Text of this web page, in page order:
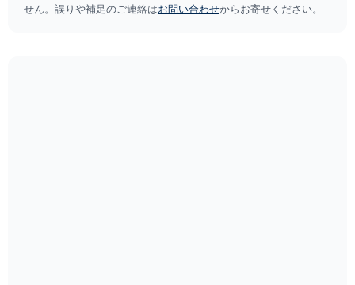
せん。誤りや補足のご連絡はお問い合わせからお寄せください。